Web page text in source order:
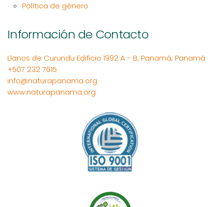
Política de género
Información de Contacto
Llanos de Curundu Edificio 1992 A - B, Panamá, Panamá
+507 232 7615
info@naturapanama.org
www.naturapanama.org